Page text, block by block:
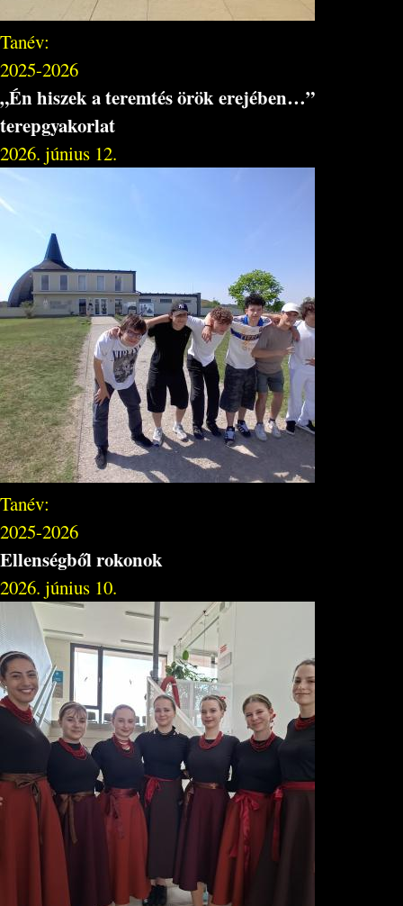
Tanév:
2025-2026
„Én hiszek a teremtés örök erejében…”
terepgyakorlat
2026. június 12.
Tanév:
2025-2026
Ellenségből rokonok
2026. június 10.